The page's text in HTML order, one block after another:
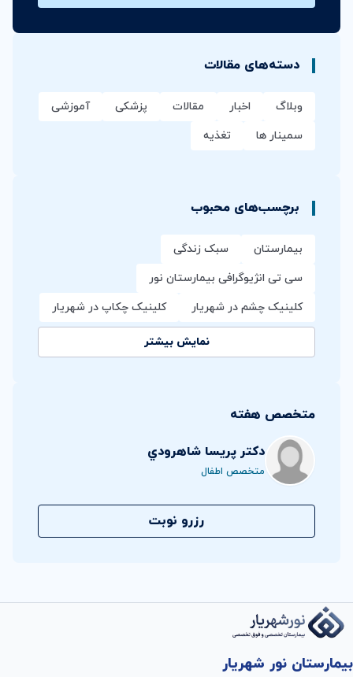
دسته‌های مقالات
وبلاگ اخبار مقالات پزشکی
آموزشی
سمینار ها
تغذیه
برچسب‌های محبوب
بیمارستان
سبک زندگی
سی تی انژیوگرافی بیمارستان نور
کلینیک چشم در شهریار
کلینیک چکاپ در شهریار
نمایش بیشتر
متخصص هفته
دکتر پريسا شاهرودي
متخصص اطفال
رزرو نوبت
بیمارستان نور شهریار